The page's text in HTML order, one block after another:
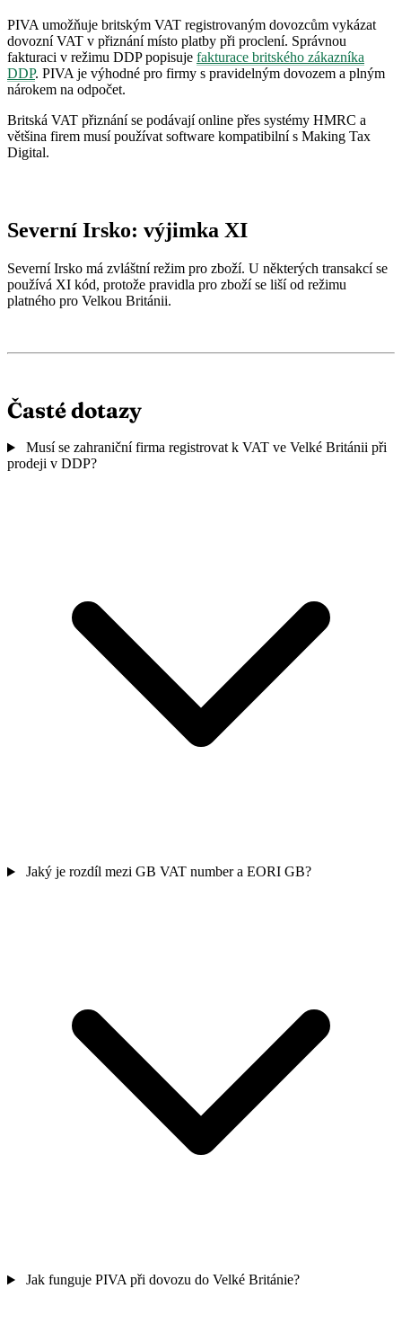
PIVA umožňuje britským VAT registrovaným dovozcům vykázat
dovozní VAT v přiznání místo platby při proclení. Správnou
fakturaci v režimu DDP popisuje fakturace britského zákazníka
DDP. PIVA je výhodné pro firmy s pravidelným dovozem a plným
nárokem na odpočet.
Britská VAT přiznání se podávají online přes systémy HMRC a
většina firem musí používat software kompatibilní s Making Tax
Digital.
Severní Irsko: výjimka XI
Severní Irsko má zvláštní režim pro zboží. U některých transakcí se
používá XI kód, protože pravidla pro zboží se liší od režimu
platného pro Velkou Británii.
Časté dotazy
Musí se zahraniční firma registrovat k VAT ve Velké Británii při
prodeji v DDP?
Jaký je rozdíl mezi GB VAT number a EORI GB?
Jak funguje PIVA při dovozu do Velké Británie?